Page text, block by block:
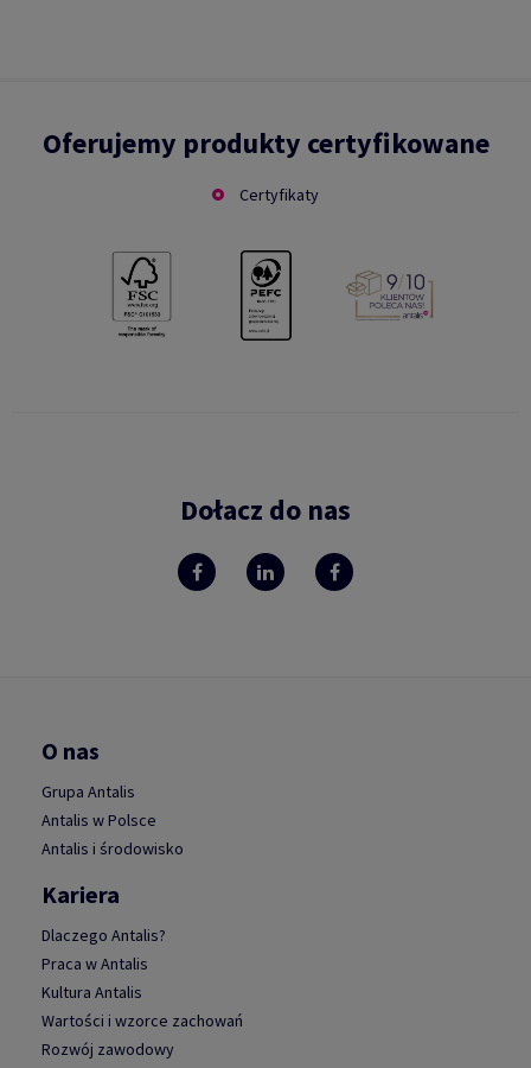
Oferujemy produkty certyfikowane
Certyfikaty
Dołacz do nas
O nas
Grupa Antalis
Antalis w Polsce
Antalis i środowisko
Kariera
Dlaczego Antalis?
Praca w Antalis
Kultura Antalis
Wartości i wzorce zachowań
Rozwój zawodowy